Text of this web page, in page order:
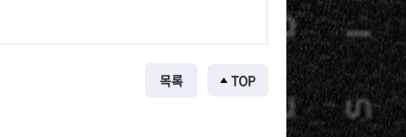
목록 TOP